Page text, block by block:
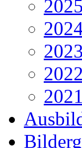
2025
2023
2022
2021